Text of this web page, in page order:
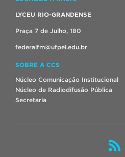
LYCEU RIO-GRANDENSE
Praça 7 de Julho, 180
federalfm@ufpel.edu.br
SOBRE A CCS
Núcleo Comunicação Institucional
Núcleo de Radiodifusão Pública
Secretaria